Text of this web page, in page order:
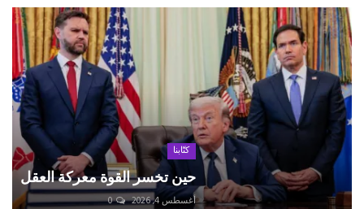
كتّابنا
حين تخسر القوة معركة العقل
أغسطس 4, 2026 0